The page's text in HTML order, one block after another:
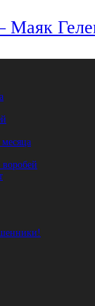
Маяк